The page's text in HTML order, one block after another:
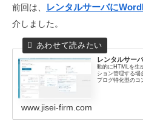
前回は、 レンタルサーバに
介しました。
レンタルサー
動的にHTMLを生
ション管理する場
ブログ特化型のコ
www.jisei-firm.com